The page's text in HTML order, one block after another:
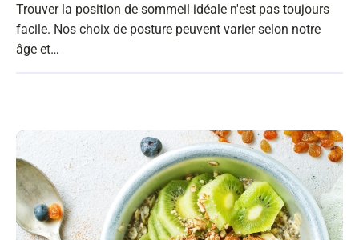
Trouver la position de sommeil idéale n'est pas toujours
facile. Nos choix de posture peuvent varier selon notre
âge et…